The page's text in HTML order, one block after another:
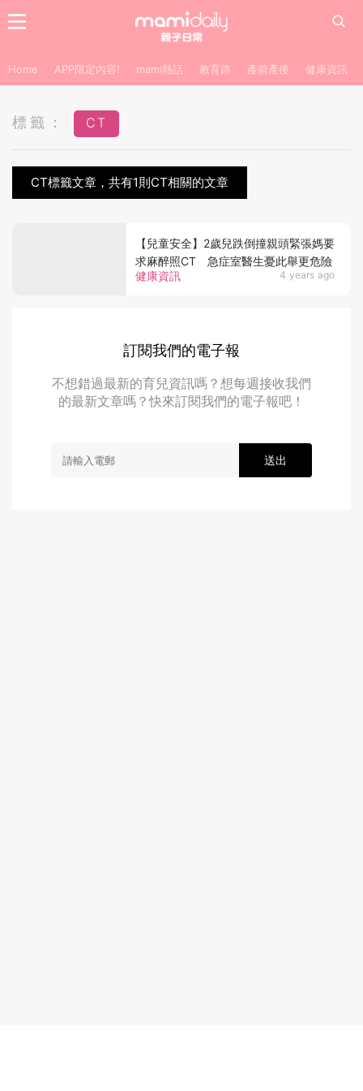
Home APP限定內容! mami熱話 教育路 產前產後 健康資訊
標籤： CT
CT標籤文章，共有1則CT相關的文章
健康資訊 4 years ago
【兒童安全】2歲兒跌倒撞親頭緊張媽要
求麻醉照CT 急症室醫生憂此舉更危險
訂閱我們的電子報
不想錯過最新的育兒資訊嗎？想每週接收我們
的最新文章嗎？快來訂閱我們的電子報吧！
送出